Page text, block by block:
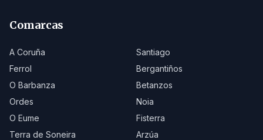
Comarcas
A Coruña
Santiago
Ferrol
Bergantiños
O Barbanza
Betanzos
Ordes
Noia
O Eume
Fisterra
Terra de Soneira
Arzúa